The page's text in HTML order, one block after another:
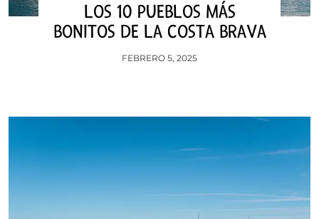
LOS 10 PUEBLOS MÁS
BONITOS DE LA COSTA BRAVA
FEBRERO 5, 2025